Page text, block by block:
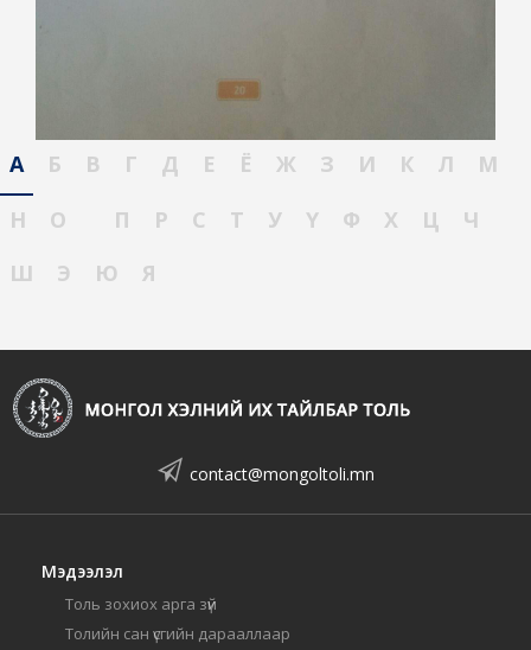
А Б В Г Д Е Ё Ж З И К Л
М
Н
О П Р С Т У Ү Ф Х Ц
Ч
Ш
Э Ю Я
contact@mongoltoli.mn
Мэдээлэл
Толь зохиох арга зүй
Толийн сан үсгийн дарааллаар